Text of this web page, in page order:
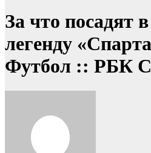
За что посадят
легенду
Футбол :: РБК